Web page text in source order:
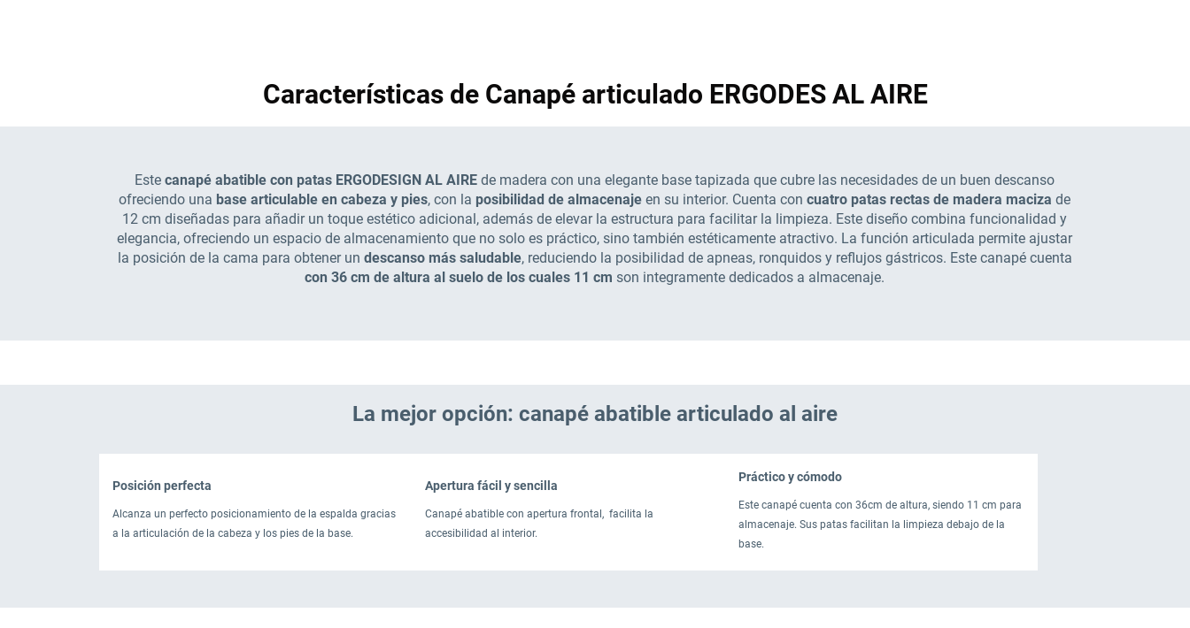
Características de Canapé articulado ERGODES AL AIRE
Estecanapé abatible con patas ERGODESIGN AL AIRE de madera con una elegante base tapizada que cubre las necesidades de un buen descanso
ofreciendo una base articulable en cabeza y pies, con la posibilidad de almacenajeen su interior. Cuenta concuatro patas rectas de madera maciza de
12 cm diseñadas para añadir un toque estético adicional, además de elevar la estructura para facilitar la limpieza. Este diseño combina funcionalidad y
elegancia, ofreciendo un espacio de almacenamiento que no solo es práctico, sino también estéticamente atractivo. La función articulada permite ajustar
la posición de la cama para obtener un descanso más saludable, reduciendo la posibilidad de apneas, ronquidos y reflujos gástricos. Este canapé cuenta
con 36 cm de altura al suelo de los cuales 11 cm son integramente dedicados a almacenaje.
La mejor opción: canapé abatible articulado al aire
Posición perfecta
Alcanza un perfecto posicionamiento de la espalda gracias
a la articulación de la cabeza y los pies de la base.
Apertura fácil y sencilla
Canapé abatible con apertura frontal, facilita la
accesibilidad al interior.
Práctico y cómodo
Este canapé cuenta con 36cm de altura, siendo 11 cm para
almacenaje. Sus patas facilitan la limpieza debajo de la
base.